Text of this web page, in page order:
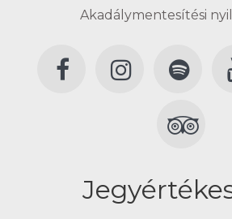
Akadálymentesítési